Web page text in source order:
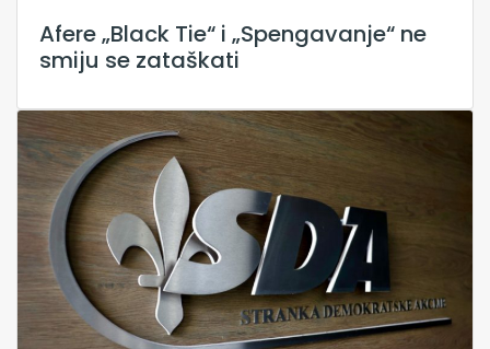
Afere „Black Tie“ i „Spengavanje“ ne
smiju se zataškati